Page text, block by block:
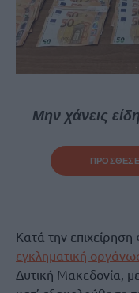
Μην χάνεις
Κατά την
εγκληματική
Δυτική Μακεδονία,